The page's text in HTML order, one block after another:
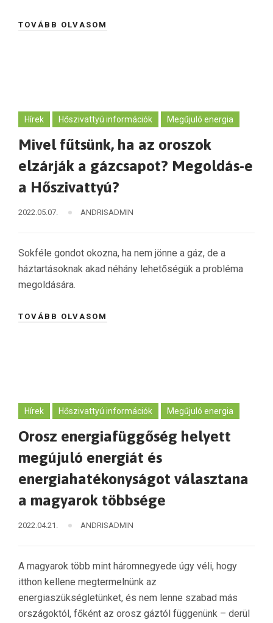
TOVÁBB OLVASOM
Hírek Hőszivattyú információk Megűjuló energia
Mivel fűtsünk, ha az oroszok
elzárják a gázcsapot? Megoldás-e
a Hőszivattyú?
2022.05.07. ANDRISADMIN
Sokféle gondot okozna, ha nem jönne a gáz, de a
háztartásoknak akad néhány lehetőségük a probléma
megoldására.
TOVÁBB OLVASOM
Hírek Hőszivattyú információk Megűjuló energia
Orosz energiafüggőség helyett
megújuló energiát és
energiahatékonyságot választana
a magyarok többsége
2022.04.21. ANDRISADMIN
A magyarok több mint háromnegyede úgy véli, hogy
itthon kellene megtermelnünk az
energiaszükségletünket, és nem lenne szabad más
országoktól, főként az orosz gáztól függenünk – derül